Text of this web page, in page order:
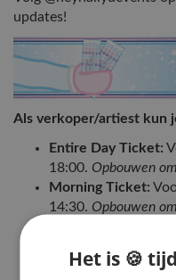
updates!
Als verkoper/artiest kun
Entire Day Ticket:
18:00. Opbouwen
Morning Ticket:
14:30. Opbouwen
18:00.
Het is 🍪 tijd